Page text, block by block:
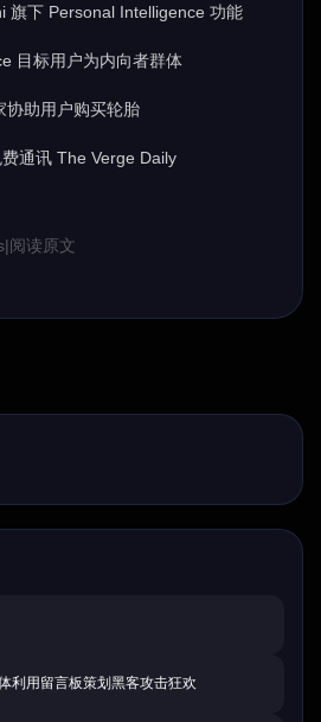
旗下 Personal Intelligence 功能
目标用户为内向者群体
协助用户购买轮胎
通讯 The Verge Daily
|阅读原文
利用留言板策划黑客攻击狂欢